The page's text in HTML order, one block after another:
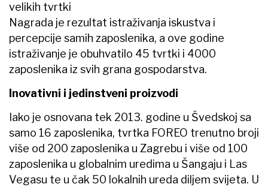
velikih tvrtki
Nagrada je rezultat istraživanja iskustva i
percepcije samih zaposlenika, a ove godine
istraživanje je obuhvatilo 45 tvrtki i 4000
zaposlenika iz svih grana gospodarstva.
Inovativni i jedinstveni proizvodi
Iako je osnovana tek 2013. godine u Švedskoj sa
samo 16 zaposlenika, tvrtka FOREO trenutno broji
više od 200 zaposlenika u Zagrebu i više od 100
zaposlenika u globalnim uredima u Šangaju i Las
Vegasu te u čak 50 lokalnih ureda diljem svijeta. U